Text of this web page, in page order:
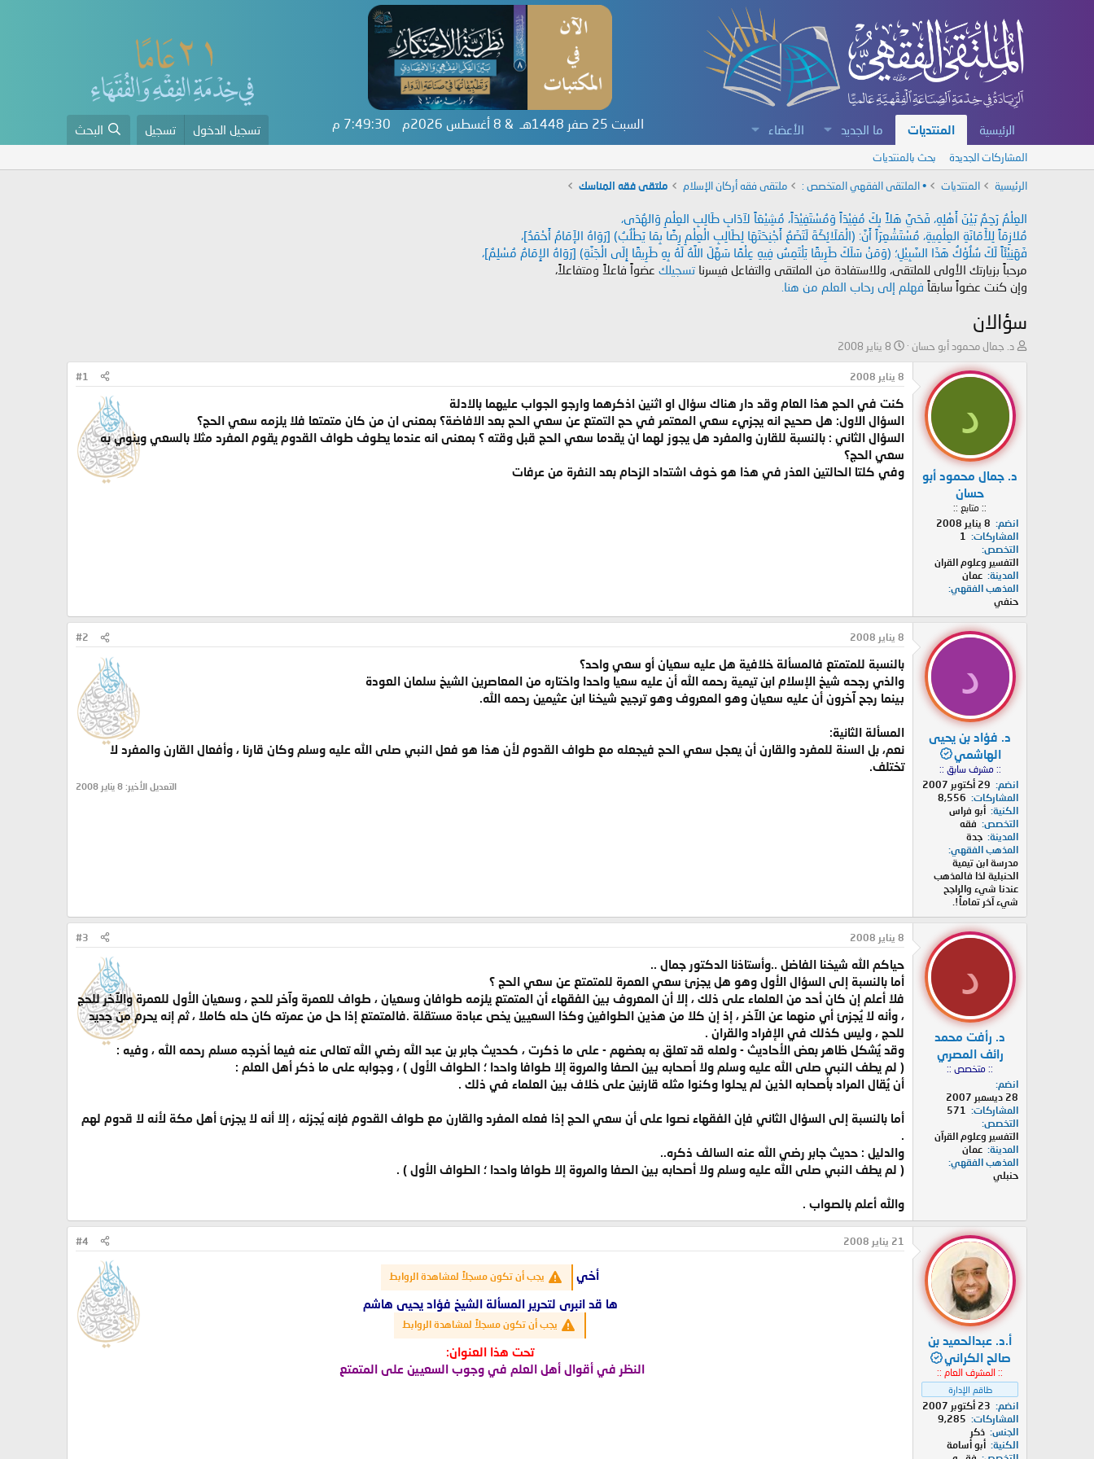
الرئيسية المنتديات ما الجديد الأعضاء السبت 25 صفر 1448هـ & 8 أغسطس 2026م 7:49:30 م تسجيل الدخول تسجيل البحث
المشاركات الجديدة بحث بالمنتديات
الرئيسية المنتديات • الملتقى الفقهي المتخصص : ملتقى فقه أركان الإسلام ملتقى فقه المناسك
العِلْمُ رَحِمٌ بَيْنَ أَهْلِهِ، فَحَيَّ هَلاً بِكَ مُفِيْدَاً وَمُسْتَفِيْدَاً، مُشِيْعَاً لآدَابِ طَالِبِ العِلْمِ وَالهُدَى،
مُلازِمَاً لِلأَمَانَةِ العِلْمِيةِ، مُسْتَشْعِرَاً أَنَّ: (الْمَلَائِكَةَ لَتَضَعُ أَجْنِحَتَهَا لِطَالِبِ الْعِلْمِ رِضًا بِمَا يَطْلُبُ) [رَوَاهُ الإَمَامُ أَحْمَدُ]،
فَهَنِيْئَاً لَكَ سُلُوْكُ هَذَا السَّبِيْلِ؛ (وَمَنْ سَلَكَ طَرِيقًا يَلْتَمِسُ فِيهِ عِلْمًا سَهَّلَ اللَّهُ لَهُ بِهِ طَرِيقًا إِلَى الْجَنَّةِ) [رَوَاهُ الإِمَامُ مُسْلِمٌ]،
مرحباً بزيارتك الأولى للملتقى، وللاستفادة من الملتقى والتفاعل فيسرنا تسجيلك عضواً فاعلاً ومتفاعلاً،
وإن كنت عضواً سابقاً فهلم إلى رحاب العلم من هنا.
سؤالان
ب
ئ
ا
ل
م
و
و
د. جمال محمود أبو حسان
ت
ا
ر
ي
خ
ا
د
ء
8 يناير 2008
د
د. جمال محمود أبو
حسان
:: متابع ::
انضم
8 يناير 2008
المشاركات
1
التخصص
التفسير وعلوم القران
المدينة عمان
المذهب الفقهي
حنفي
8 يناير 2008 #1
كنت في الحج هذا العام وقد دار هناك سؤال او اثنين اذكرهما وارجو الجواب عليهما بالادلة
السؤال الاول: هل صحيح انه يجزيء سعي المعتمر في حج التمتع عن سعي الحج بعد الافاضة؟ بمعنى ان من كان متمتعا فلا يلزمه سعي الحج؟
السؤال الثاني : بالنسبة للقارن والمفرد هل يجوز لهما ان يقدما سعي الحج قبل وقته ؟ بمعنى انه عندما يطوف طواف القدوم يقوم المفرد مثلا بالسعي وينوي به
سعي الحج؟
وفي كلتا الحالتين العذر في هذا هو خوف اشتداد الزحام بعد النفرة من عرفات
د
د. فؤاد بن يحيى
الهاشمي
:: مشرف سابق ::
انضم
29 أكتوبر 2007
المشاركات
8,556
الكنية أبو فراس
التخصص
فقه
المدينة جدة
المذهب الفقهي
مدرسة ابن تيمية
الحنبلية لذا فالمذهب
عندنا شيء والراجح
شيء آخر تماماً!.
8 يناير 2008 #2
بالنسبة للمتمتع فالمسألة خلافية هل عليه سعيان أو سعي واحد؟
والذي رجحه شيخ الإسلام ابن تيمية رحمه الله أن عليه سعيا واحدا واختاره من المعاصرين الشيخ سلمان العودة
بينما رجح آخرون أن عليه سعيان وهو المعروف وهو ترجيح شيخنا ابن عثيمين رحمه الله.
المسألة الثانية:
نعم، بل السنة للمفرد والقارن أن يعجل سعي الحج فيجعله مع طواف القدوم لأن هذا هو فعل النبي صلى الله عليه وسلم وكان قارنا ، وأفعال القارن والمفرد لا
تختلف.
التعديل الأخير: 8 يناير 2008
د
د. رأفت محمد
رائف المصري
:: متخصص ::
انضم
28 ديسمبر 2007
المشاركات
571
التخصص
التفسير وعلوم القرآن
المدينة عمان
المذهب الفقهي
حنبلي
8 يناير 2008 #3
حياكم الله شيخنا الفاضل ..وأستاذنا الدكتور جمال ..
أما بالنسبة إلى السؤال الأول وهو هل يجزئ سعي العمرة للمتمتع عن سعي الحج ؟
فلا أعلم إن كان أحد من العلماء على ذلك ، إلا أن المعروف بين الفقهاء أن المتمتع يلزمه طوافان وسعيان ، طواف للعمرة وآخر للحج ، وسعيان الأول للعمرة والآخر للحج
، وأنه لا يُجزئ أي منهما عن الآخر ، إذ إن كلا من هذين الطوافين وكذا السعيين يخص عبادة مستقلة .فالمتمتع إذا حل من عمرته كان حله كاملا ، ثم إنه يحرم من جديد
للحج ، وليس كذلك في الإفراد والقران .
وقد يُشكل ظاهر بعض الأحاديث - ولعله قد تعلق به بعضهم - على ما ذكرت ، كحديث جابر بن عبد الله رضي الله تعالى عنه فيما أخرجه مسلم رحمه الله ، وفيه :
( لم يطف النبي صلى الله عليه وسلم ولا أصحابه بين الصفا والمروة إلا طوافا واحدا ؛ الطواف الأول ) ، وجوابه على ما ذكر أهل العلم :
أن يُقال المراد بأصحابه الذين لم يحلوا وكنوا مثله قارنين على خلاف بين العلماء في ذلك .
أما بالنسبة إلى السؤال الثاني فإن الفقهاء نصوا على أن سعي الحج إذا فعله المفرد والقارن مع طواف القدوم فإنه يُجزئه ، إلا أنه لا يجزئ أهل مكة لأنه لا قدوم لهم
والدليل : حديث جابر رضي الله عنه السالف ذكره..
( لم يطف النبي صلى الله عليه وسلم ولا أصحابه بين الصفا والمروة إلا طوافا واحدا ؛ الطواف الأول ) .
والله أعلم بالصواب .
أ.د. عبدالحميد بن
صالح الكراني
:: المشرف العام ::
طاقم الإدارة
انضم
23 أكتوبر 2007
المشاركات
9,285
الجنس ذكر
الكنية أبو أسامة
21 يناير 2008 #4
أخي يجب أن تكون مسجلاً لمشاهدة الروابط
ها قد انبرى لتحرير المسألة الشيخ فؤاد يحيى هاشم
يجب أن تكون مسجلاً لمشاهدة الروابط
تحت هذا العنوان:
النظر في أقوال أهل العلم في وجوب السعيين على المتمتع